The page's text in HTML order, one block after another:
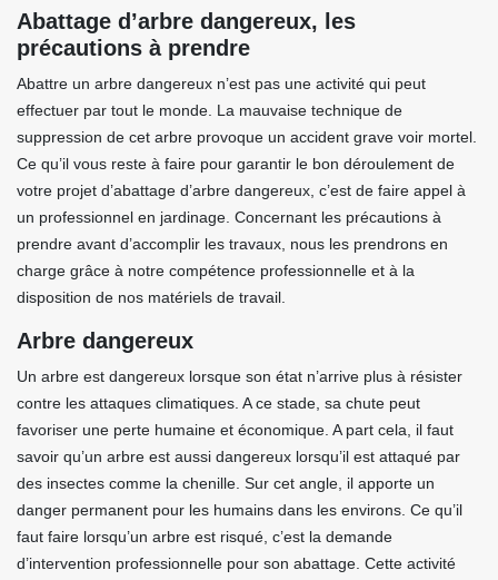
Abattage d’arbre dangereux, les
précautions à prendre
Abattre un arbre dangereux n’est pas une activité qui peut
effectuer par tout le monde. La mauvaise technique de
suppression de cet arbre provoque un accident grave voir mortel.
Ce qu’il vous reste à faire pour garantir le bon déroulement de
votre projet d’abattage d’arbre dangereux, c’est de faire appel à
un professionnel en jardinage. Concernant les précautions à
prendre avant d’accomplir les travaux, nous les prendrons en
charge grâce à notre compétence professionnelle et à la
disposition de nos matériels de travail.
Arbre dangereux
Un arbre est dangereux lorsque son état n’arrive plus à résister
contre les attaques climatiques. A ce stade, sa chute peut
favoriser une perte humaine et économique. A part cela, il faut
savoir qu’un arbre est aussi dangereux lorsqu’il est attaqué par
des insectes comme la chenille. Sur cet angle, il apporte un
danger permanent pour les humains dans les environs. Ce qu’il
faut faire lorsqu’un arbre est risqué, c’est la demande
d’intervention professionnelle pour son abattage. Cette activité